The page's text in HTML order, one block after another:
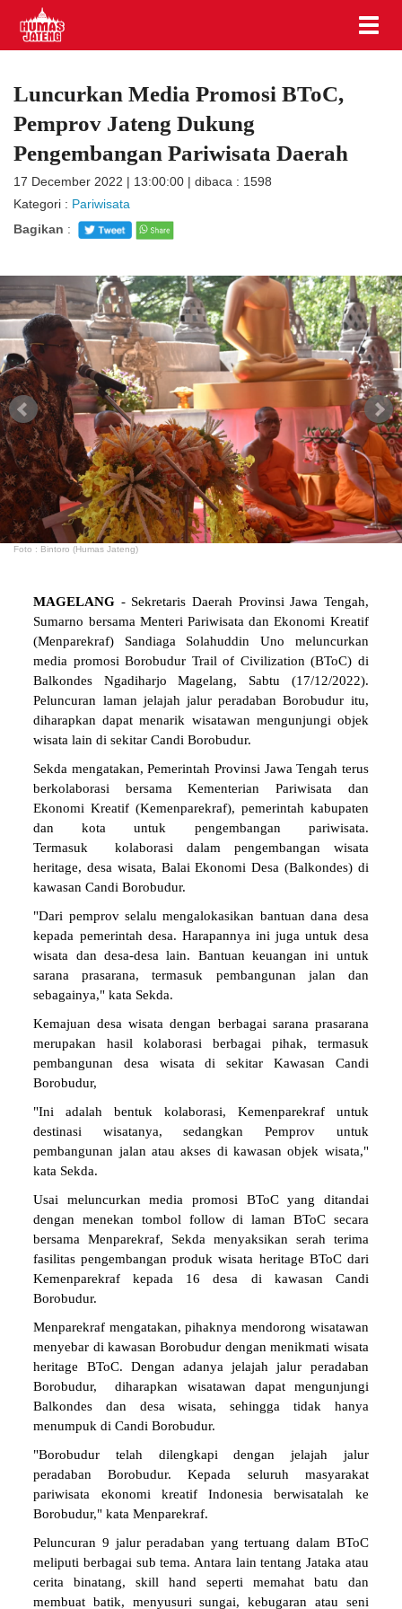
Luncurkan Media Promosi BToC,
Pemprov Jateng Dukung
Pengembangan Pariwisata Daerah
17 December 2022 | 13:00:00 | dibaca : 1598
Kategori : Pariwisata
Bagikan :
Foto : Bintoro (Humas Jateng)
MAGELANG - Sekretaris Daerah Provinsi Jawa Tengah,
Sumarno bersama Menteri Pariwisata dan Ekonomi Kreatif
(Menparekraf) Sandiaga Solahuddin Uno meluncurkan
media promosi Borobudur Trail of Civilization (BToC) di
Balkondes Ngadiharjo Magelang, Sabtu (17/12/2022).
Peluncuran laman jelajah jalur peradaban Borobudur itu,
diharapkan dapat menarik wisatawan mengunjungi objek
wisata lain di sekitar Candi Borobudur.
Sekda mengatakan, Pemerintah Provinsi Jawa Tengah terus
berkolaborasi bersama Kementerian Pariwisata dan
Ekonomi Kreatif (Kemenparekraf), pemerintah kabupaten
dan kota untuk pengembangan pariwisata.
Termasuk kolaborasi dalam pengembangan wisata
heritage, desa wisata, Balai Ekonomi Desa (Balkondes) di
kawasan Candi Borobudur.
"Dari pemprov selalu mengalokasikan bantuan dana desa
kepada pemerintah desa. Harapannya ini juga untuk desa
wisata dan desa-desa lain. Bantuan keuangan ini untuk
sarana prasarana, termasuk pembangunan jalan dan
sebagainya," kata Sekda.
Kemajuan desa wisata dengan berbagai sarana prasarana
merupakan hasil kolaborasi berbagai pihak, termasuk
pembangunan desa wisata di sekitar Kawasan Candi
Borobudur,
"Ini adalah bentuk kolaborasi, Kemenparekraf untuk
destinasi wisatanya, sedangkan Pemprov untuk
pembangunan jalan atau akses di kawasan objek wisata,"
kata Sekda.
Usai meluncurkan media promosi BToC yang ditandai
dengan menekan tombol follow di laman BToC secara
bersama Menparekraf, Sekda menyaksikan serah terima
fasilitas pengembangan produk wisata heritage BToC dari
Kemenparekraf kepada 16 desa di kawasan Candi
Borobudur.
Menparekraf mengatakan, pihaknya mendorong wisatawan
menyebar di kawasan Borobudur dengan menikmati wisata
heritage BToC. Dengan adanya jelajah jalur peradaban
Borobudur, diharapkan wisatawan dapat mengunjungi
Balkondes dan desa wisata, sehingga tidak hanya
menumpuk di Candi Borobudur.
"Borobudur telah dilengkapi dengan jelajah jalur
peradaban Borobudur. Kepada seluruh masyarakat
pariwisata ekonomi kreatif Indonesia berwisatalah ke
Borobudur," kata Menparekraf.
Peluncuran 9 jalur peradaban yang tertuang dalam BToC
meliputi berbagai sub tema. Antara lain tentang Jataka atau
cerita binatang, skill hand seperti memahat batu dan
membuat batik, menyusuri sungai, kebugaran atau seni